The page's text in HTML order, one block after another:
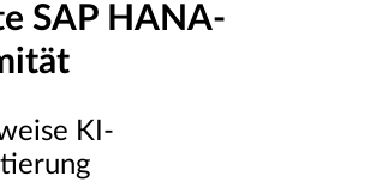
SAP HANA-
KI-